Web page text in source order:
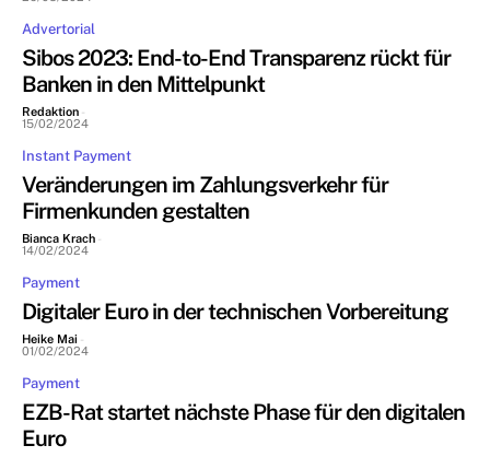
Advertorial
Sibos 2023: End-to-End Transparenz rückt für
Banken in den Mittelpunkt
Redaktion -
15/02/2024
Instant Payment
Veränderungen im Zahlungsverkehr für
Firmenkunden gestalten
Bianca Krach -
14/02/2024
Payment
Digitaler Euro in der technischen Vorbereitung
Heike Mai -
01/02/2024
Payment
EZB-Rat startet nächste Phase für den digitalen
Euro